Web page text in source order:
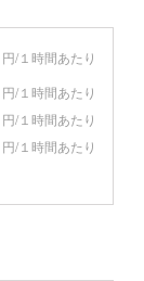
円/１時間あたり
円/１時間あたり
円/１時間あたり
円/１時間あたり